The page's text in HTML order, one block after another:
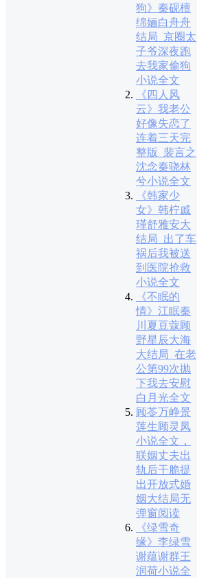
狗》秦砚檀
绵婳白舟舟
结局_京圈太
子爷深夜跑
去我家偷狗
小说全文
《四人风
云》我老公
好像失恋了
连着三天完
整版_裴言之
沈念秦骁林
兮小说全文
《韩家少
女》韩柠戚
瑾舒雅安大
结局_出了车
祸后我被送
到医院抢救
小说全文
《不眠的
情》江眠秦
川夏豆蔻顾
野星辰大海
大结局_在老
公第99次抛
下我去安慰
白月光全文
顾苓万峥景
莲生顾灵凤
小说全文，
联姻丈夫出
轨后干脆提
出开放式婚
姻大结局无
弹窗阅读
《绿雪奇
缘》李绿雪
谢蕴谢群王
润荷小说全